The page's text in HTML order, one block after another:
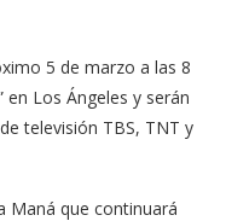
5 de marzo a las 8
en Los Ángeles y serán
televisión TBS, TNT y
Maná que continuará